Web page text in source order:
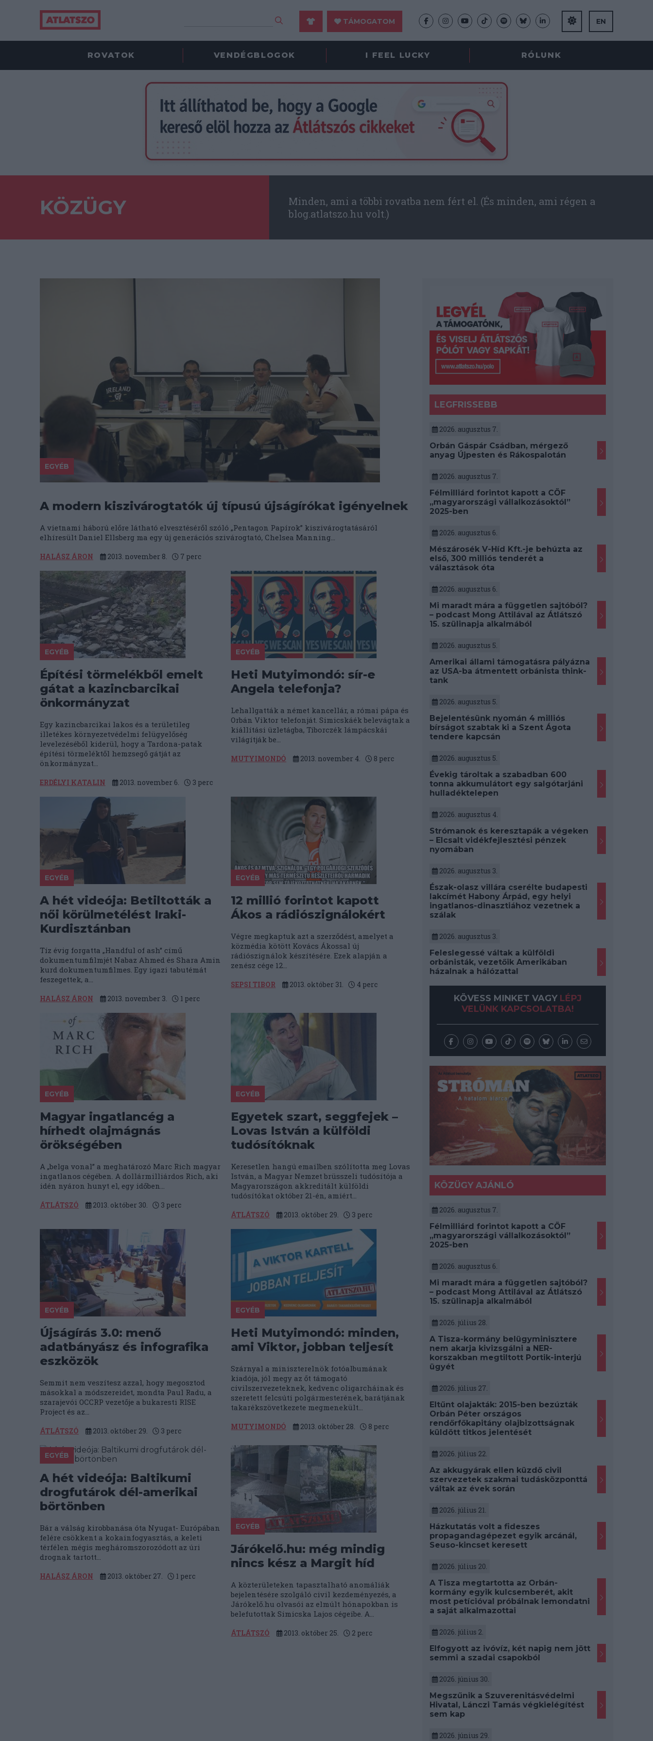
TÁMOGATOM EN
ROVATOK VENDÉGBLOGOK I FEEL LUCKY RÓLUNK
KÖZÜGY
Minden, ami a többi rovatba nem fért el. (És minden, ami régen a
blog.atlatszo.hu volt.)
EGYÉB
A modern kiszivárogtatók új típusú újságírókat igényelnek
A vietnami háború előre látható elvesztéséről szóló „Pentagon Papírok” kiszivárogtatásáról
elhíresült Daniel Ellsberg ma egy új generációs szivárogtató, Chelsea Manning...
HALÁSZ ÁRON 2013. november 8. 7 perc
EGYÉB
Építési törmelékből emelt
gátat a kazincbarcikai
önkormányzat
Egy kazincbarcikai lakos és a területileg
illetékes környezetvédelmi felügyelőség
levelezéséből kiderül, hogy a Tardona-patak
építési törmeléktől hemzsegő gátját az
önkormányzat...
ERDÉLYI KATALIN 2013. november 6. 3 perc
EGYÉB
Heti Mutyimondó: sír-e
Angela telefonja?
Lehallgatták a német kancellár, a római pápa és
Orbán Viktor telefonját. Simicskáék belevágtak a
kiállítási üzletágba, Tiborczék lámpácskái
világítják be...
MUTYIMONDÓ 2013. november 4. 8 perc
EGYÉB
A hét videója: Betiltották a
női körülmetélést Iraki-
Kurdisztánban
Tíz évig forgatta „Handful of ash” című
dokumentumfilmjét Nabaz Ahmed és Shara Amin
kurd dokumentumfilmes. Egy igazi tabutémát
feszegettek, a...
HALÁSZ ÁRON 2013. november 3. 1 perc
EGYÉB
12 millió forintot kapott
Ákos a rádiószignálokért
Végre megkaptuk azt a szerződést, amelyet a
közmédia kötött Kovács Ákossal új
rádiószignálok készítésére. Ezek alapján a
zenész cége 12...
SEPSI TIBOR 2013. október 31. 4 perc
EGYÉB
Magyar ingatlancég a
hírhedt olajmágnás
örökségében
A „belga vonal” a meghatározó Marc Rich magyar
ingatlanos cégében. A dollármilliárdos Rich, aki
idén nyáron hunyt el, egy időben...
ÁTLÁTSZÓ 2013. október 30. 3 perc
EGYÉB
Egyetek szart, seggfejek –
Lovas István a külföldi
tudósítóknak
Keresetlen hangú emailben szólította meg Lovas
István, a Magyar Nemzet brüsszeli tudósítója a
Magyarországon akkreditált külföldi
tudósítókat október 21-én, amiért...
ÁTLÁTSZÓ 2013. október 29. 3 perc
EGYÉB
Újságírás 3.0: menő
adatbányász és infografika
eszközök
Semmit nem veszítesz azzal, hogy megosztod
másokkal a módszereidet, mondta Paul Radu, a
szarajevói OCCRP vezetője a bukaresti RISE
Project és az...
ÁTLÁTSZÓ 2013. október 29. 3 perc
EGYÉB
Heti Mutyimondó: minden,
ami Viktor, jobban teljesít
Szárnyal a miniszterelnök fotóalbumának
kiadója, jól megy az őt támogató
civilszervezeteknek, kedvenc oligarcháinak és
szeretett felcsúti polgármesterének, barátjának
takarékszövetkezete megmenekült...
MUTYIMONDÓ 2013. október 28. 8 perc
EGYÉB
A hét videója: Baltikumi
drogfutárok dél-amerikai
börtönben
Bár a válság kirobbanása óta Nyugat- Európában
felére csökkent a kokainfogyasztás, a keleti
térfélen mégis megháromszorozódott az úri
drognak tartott...
HALÁSZ ÁRON 2013. október 27. 1 perc
EGYÉB
Járókelő.hu: még mindig
nincs kész a Margit híd
A közterületeken tapasztalható anomáliák
bejelentésére szolgáló civil kezdeményezés, a
Járókelő.hu olvasói az elmúlt hónapokban is
belefutottak Simicska Lajos cégeibe. A...
ÁTLÁTSZÓ 2013. október 25. 2 perc
LEGFRISSEBB
2026. augusztus 7.
Orbán Gáspár Csádban, mérgező
anyag Újpesten és Rákospalotán
2026. augusztus 7.
Félmilliárd forintot kapott a CÖF
„magyarországi vállalkozásoktól”
2025-ben
2026. augusztus 6.
Mészárosék V-Híd Kft.-je behúzta az
első, 300 milliós tenderét a
választások óta
2026. augusztus 6.
Mi maradt mára a független sajtóból?
– podcast Mong Attilával az Átlátszó
15. szülinapja alkalmából
2026. augusztus 5.
Amerikai állami támogatásra pályázna
az USA-ba átmentett orbánista think-
tank
2026. augusztus 5.
Bejelentésünk nyomán 4 milliós
bírságot szabtak ki a Szent Ágota
tendere kapcsán
2026. augusztus 5.
Évekig tároltak a szabadban 600
tonna akkumulátort egy salgótarjáni
hulladéktelepen
2026. augusztus 4.
Strómanok és keresztapák a végeken
– Elcsalt vidékfejlesztési pénzek
nyomában
2026. augusztus 3.
Észak-olasz villára cserélte budapesti
lakcímét Habony Árpád, egy helyi
ingatlanos-dinasztiához vezetnek a
szálak
2026. augusztus 3.
Feleslegessé váltak a külföldi
orbánisták, vezetőik Amerikában
házalnak a hálózattal
KÖVESS MINKET VAGY LÉPJ
VELÜNK KAPCSOLATBA!
KÖZÜGY AJÁNLÓ
2026. augusztus 7.
Félmilliárd forintot kapott a CÖF
„magyarországi vállalkozásoktól”
2025-ben
2026. augusztus 6.
Mi maradt mára a független sajtóból?
– podcast Mong Attilával az Átlátszó
15. szülinapja alkalmából
2026. július 28.
A Tisza-kormány belügyminisztere
nem akarja kivizsgálni a NER-
korszakban megtiltott Portik-interjú
ügyét
2026. július 27.
Eltűnt olajakták: 2015-ben bezúzták
Orbán Péter országos
rendőrfőkapitány olajbizottságnak
küldött titkos jelentését
2026. július 22.
Az akkugyárak ellen küzdő civil
szervezetek szakmai tudásközponttá
váltak az évek során
2026. július 21.
Házkutatás volt a fideszes
propagandagépezet egyik arcánál,
Seuso-kincset keresett
2026. július 20.
A Tisza megtartotta az Orbán-
kormány egyik kulcsemberét, akit
most petícióval próbálnak lemondatni
a saját alkalmazottai
2026. július 2.
Elfogyott az ivóvíz, két napig nem jött
semmi a szadai csapokból
2026. június 30.
Megszűnik a Szuverenitásvédelmi
Hivatal, Lánczi Tamás végkielégítést
sem kap
2026. június 29.